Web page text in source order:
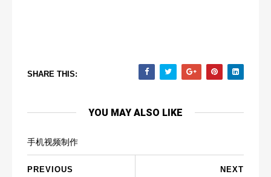
SHARE THIS:
YOU MAY ALSO LIKE
手机视频制作
NEXT
PREVIOUS